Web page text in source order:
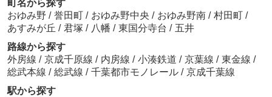
町名から探す
おゆみ野 / 誉田町 / おゆみ野中央 / おゆみ野南 / 村田町 /
あすみが丘 / 君塚 / 八幡 / 東国分寺台 / 五井
路線から探す
外房線 / 京成千原線 / 内房線 / 小湊鉄道 / 京葉線 / 東金線 /
総武本線 / 総武線 / 千葉都市モノレール / 京成千葉線
駅から探す